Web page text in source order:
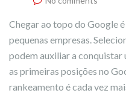
Chegar ao topo do Google
pequenas empresas.
podem auxiliar a
as primeiras posições no
rankeamento é cada vez